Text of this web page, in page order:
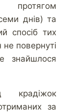
протягом
днів) та
спосіб тих
повернуті
знайшлося
крадіжок
за